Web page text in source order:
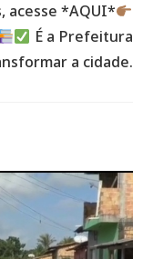
acesse *AQUI*
É a Prefeitura
a cidade.